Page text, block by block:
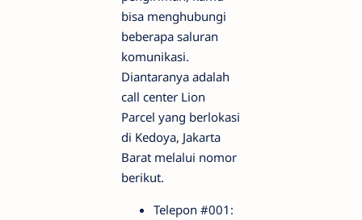
bisa menghubungi
beberapa saluran
komunikasi.
Diantaranya adalah
call center Lion
Parcel yang berlokasi
di Kedoya, Jakarta
Barat melalui nomor
berikut.
Telepon #001: